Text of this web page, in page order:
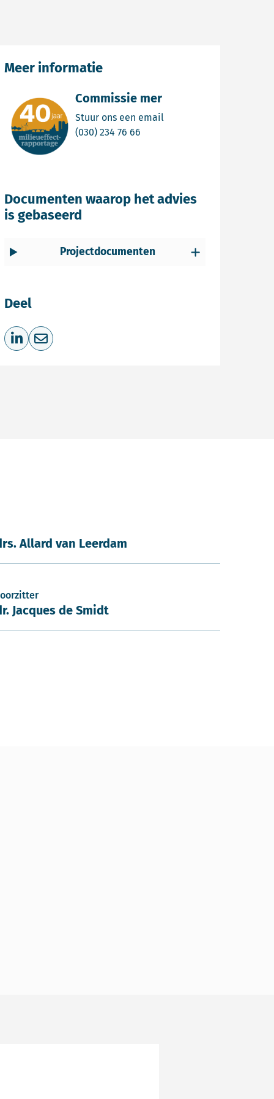
Commissie mer
Stuur ons een email
(030) 234 76 66
Meer informatie
Documenten waarop het advies
is gebaseerd
Projectdocumenten
Deel
Deel op LinkedIn
Deel via e-mail
Allard van Leerdam
Jacques de Smidt